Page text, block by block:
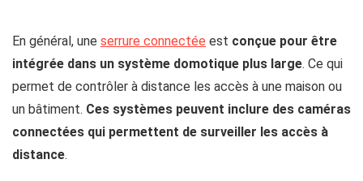
En général, une serrure connectée est conçue pour être
intégrée dans un système domotique plus large. Ce qui
permet de contrôler à distance les accès à une maison ou
un bâtiment. Ces systèmes peuvent inclure des caméras
connectées qui permettent de surveiller les accès à
distance.